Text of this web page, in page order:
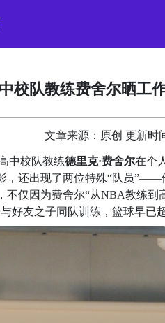
校队教练费舍尔晒工
文章来源：原创 更新时
中校队教练德里克·费舍尔在个
，还出现了两位特殊“队员”——
不仅因为费舍尔“从NBA教练到
好友之子同队训练，篮球早已